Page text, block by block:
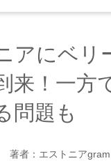
アにベリ
来！一方
問題も
著者：エストニア